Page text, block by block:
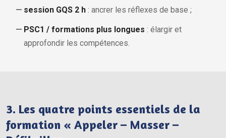
session GQS 2 h : ancrer les réflexes de base ;
PSC1 / formations plus longues : élargir et
approfondir les compétences.
3. Les quatre points essentiels de la
formation « Appeler – Masser –